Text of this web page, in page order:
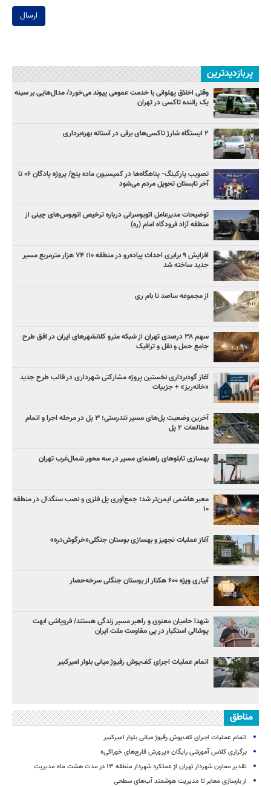
ارسال
پربازدیدترین
وقتی اخلاق پهلوانی با خدمت عمومی پیوند می‌خورد/ مدال‌هایی بر سینه
یک راننده تاکسی در تهران
۲ ایستگاه شارژ تاکسی‌های برقی در آستانه بهره‌برداری
تصویب پارکینگ- پناهگاه‌ها در کمیسیون ماده پنج/ پروژه پادگان ۰۶ تا
آخر تابستان تحویل مردم می‌شود
توضیحات مدیرعامل اتوبوسرانی درباره ترخیص اتوبوس‌های چینی از
منطقه آزاد فرودگاه امام (ره)
افزایش ۹ برابری احداث پیاده‌رو در منطقه ۱۰؛ ۷۴ هزار مترمربع مسیر
جدید ساخته شد
از مجموعه ساصد تا بام ری
سهم ۳۸ درصدی تهران از شبکه مترو کلانشهرهای ایران در افق طرح
جامع حمل و نقل و ترافیک
آغاز گودبرداری نخستین پروژه مشارکتی شهرداری در قالب طرح جدید
«خانه‌ریز» + جزییات
آخرین وضعیت پل‌های مسیر تندرستی؛ ۳ پل در مرحله اجرا و اتمام
مطالعات ۲ پل
بهسازی تابلوهای راهنمای مسیر در سه محور شمال‌غرب تهران
معبر هاشمی ایمن‌تر شد؛ جمع‌آوری پل فلزی و نصب سنگدال در منطقه
۱۰
آغاز عملیات تجهیز و بهسازی بوستان جنگلی«خرگوش‌دره»
آبیاری ویژه ۶۰۰ هکتار از بوستان جنگلی سرخه‌حصار
شهدا حامیان معنوی و راهبر مسیر زندگی هستند/ فروپاشی ابهت
پوشالی استکبار در پی مقاومت ملت ایران
اتمام عملیات اجرای کف‌پوش رفیوژ میانی بلوار امیرکبیر
مناطق
اتمام عملیات اجرای کف‌پوش رفیوژ میانی بلوار امیرکبیر
برگزاری کلاس آموزشی رایگان «پرورش قارچ‌های خوراکی»
تقدیر معاون شهردار تهران از عملکرد شهردار منطقه ۱۳ در مدت هشت ماه مدیریت
از بازسازی معابر تا مدیریت هوشمند آب‌های سطحی